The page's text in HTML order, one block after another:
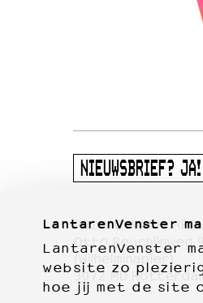
LantarenVenster
LantarenVenster
website zo
hoe jij met de site
NIEUWSBRIEF? JA!
Film
Otto Reuchlinweg
(Wilhelminapier)
3072 MD